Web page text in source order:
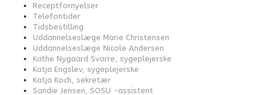
Receptfornyelser
Telefontider
Tidsbestilling
Uddannelseslæge Marie Christensen
Uddannelseslæge Nicole Andersen
Kathe Nygaard Svarre, sygeplejerske
Katja Engslev, sygeplejerske
Katja Koch, sekretær
Sandie Jensen, SOSU -assistent